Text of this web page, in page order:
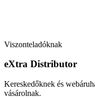
Viszonteladóknak
eXtra Distributor
Kereskedőknek és
vásárolnak.